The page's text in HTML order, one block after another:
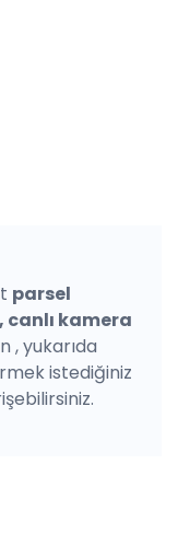
parsel
kamera
, yukarıda
istediğiniz